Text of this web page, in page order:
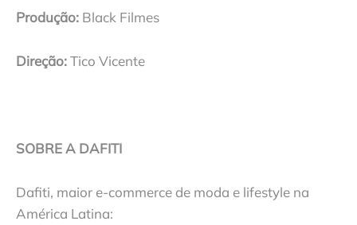
Produção: Black Filmes
Direção:Tico Vicente
SOBRE A DAFITI
Dafiti, maior e-commerce de moda e lifestyle na
América Latina: